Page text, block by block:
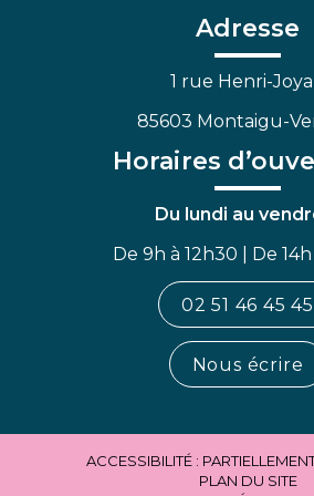
FacebookLinkedin
Adresse
1 rue Henri-
85603 Montaigu-
Horaires
Du lundi au
De 9h à 12h30 | De
02 51 46 45 45
Nous écrire
ACCESSIBILITÉ :
PLAN DU SITE